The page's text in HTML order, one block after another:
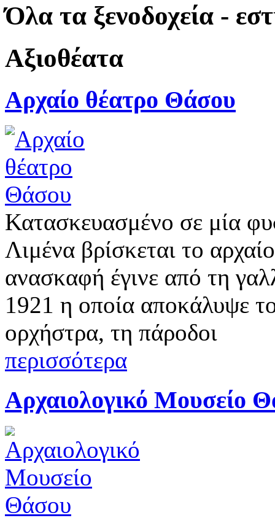
Όλα τα ξενοδοχεία -
Αξιοθέατα
Αρχαίο θέατρο Θάσου
Κατασκευασμένο σε μία
Λιμένα βρίσκεται το
ανασκαφή έγινε από τη
1921 η οποία αποκάλυψε
ορχήστρα, τη πάροδοι
περισσότερα
Αρχαιολογικό Μουσείο